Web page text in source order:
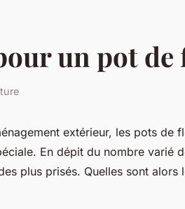
un pot de
extérieur, les pots de
En dépit du nombre varié
plus prisés. Quelles sont alors